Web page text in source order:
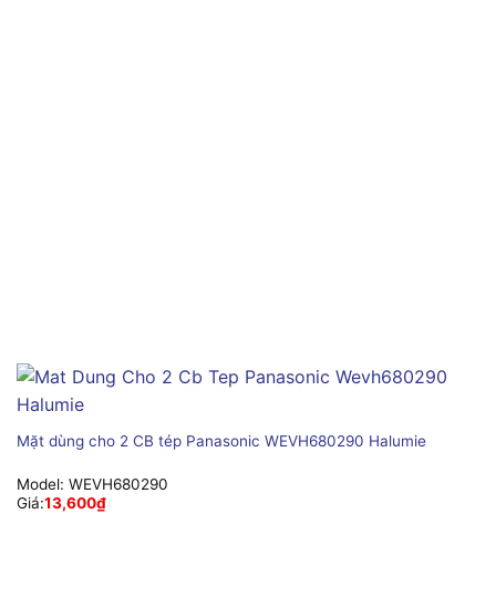
Mặt dùng cho 2 CB tép Panasonic WEVH680290 Halumie
Model: WEVH680290
Giá:13,600₫